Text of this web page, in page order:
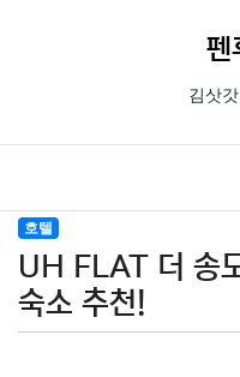
펜
김삿
호텔
UH FLAT 더 송
숙소 추천!